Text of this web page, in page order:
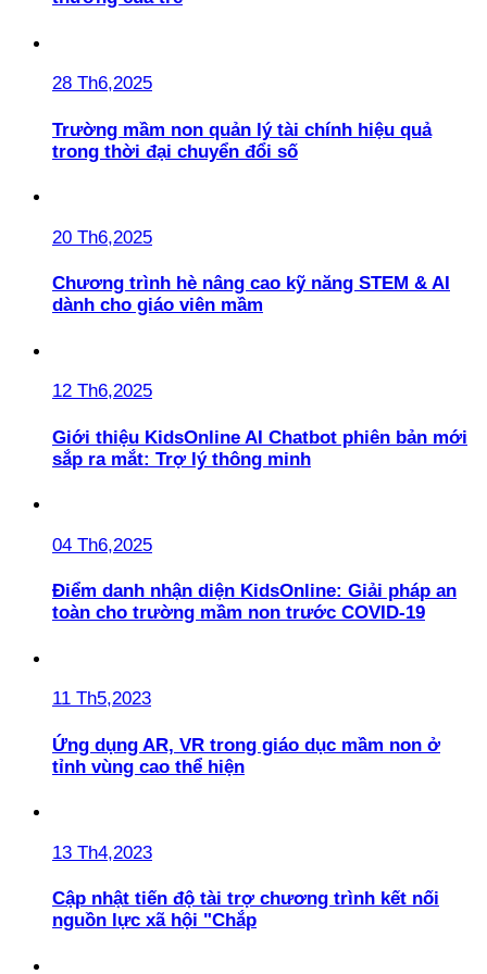
28 Th6,2025
Trường mầm non quản lý tài chính hiệu quả
trong thời đại chuyển đổi số
20 Th6,2025
Chương trình hè nâng cao kỹ năng STEM & AI
dành cho giáo viên mầm
12 Th6,2025
Giới thiệu KidsOnline AI Chatbot phiên bản mới
sắp ra mắt: Trợ lý thông minh
04 Th6,2025
Điểm danh nhận diện KidsOnline: Giải pháp an
toàn cho trường mầm non trước COVID-19
11 Th5,2023
Ứng dụng AR, VR trong giáo dục mầm non ở
tỉnh vùng cao thể hiện
13 Th4,2023
Cập nhật tiến độ tài trợ chương trình kết nối
nguồn lực xã hội "Chắp